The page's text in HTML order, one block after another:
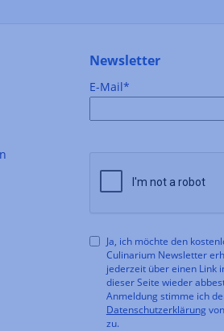
Newsletter
E-Mail*
Ja, ich möchte den
Culinarium Newsletter
jederzeit über einen Link
dieser Seite wieder
Anmeldung stimme ich
Datenschutzerklärung
zu.